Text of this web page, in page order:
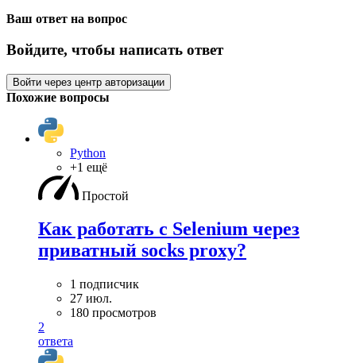
Ваш ответ на вопрос
Войдите, чтобы написать ответ
Войти через центр авторизации
Похожие вопросы
Python
+1 ещё
Простой
Как работать с Selenium через
приватный socks proxy?
1 подписчик
27 июл.
180 просмотров
2
ответа